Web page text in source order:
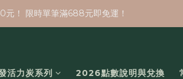
！ 限時單筆滿688元即免運！
活力炭系列 2026點數說明與兌換